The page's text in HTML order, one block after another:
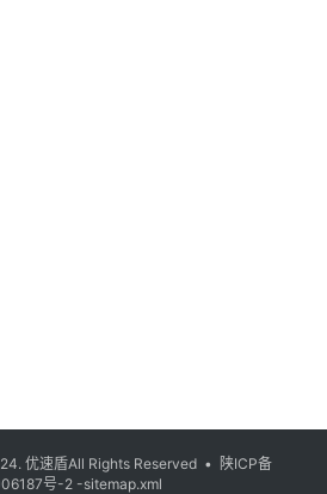
优速盾All Rights Reserved • 陕ICP备
号-2 -sitemap.xml